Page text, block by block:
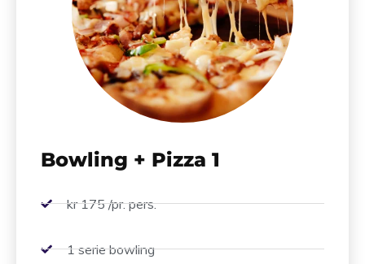
Bowling + Pizza 1
kr 175 /pr. pers.
1 serie bowling